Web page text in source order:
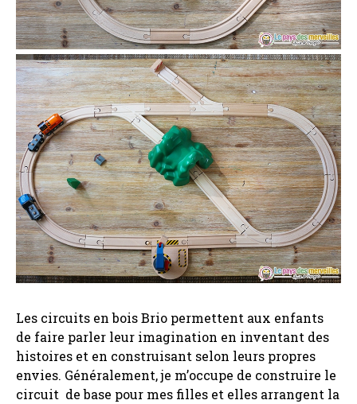
Les circuits en bois Brio permettent aux enfants
de faire parler leur imagination en inventant des
histoires et en construisant selon leurs propres
envies. Généralement, je m’occupe de construire le
circuit de base pour mes filles et elles arrangent la